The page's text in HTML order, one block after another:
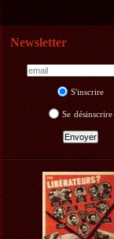
Newsletter
S'inscrire
Se désinscrire